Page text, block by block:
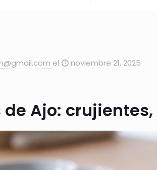
el noviembre 21, 2025
de Ajo: